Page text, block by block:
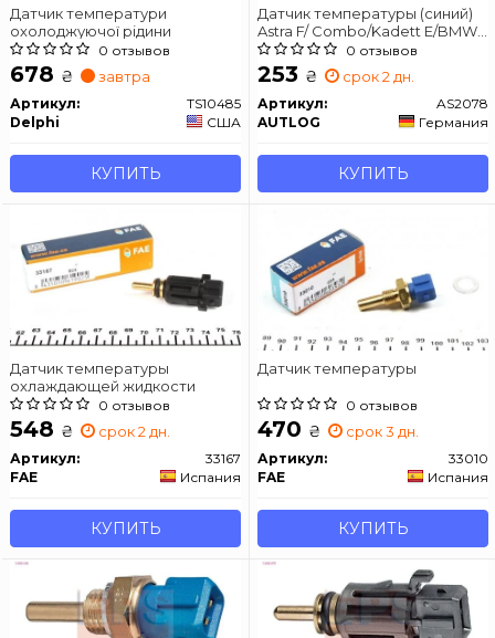
Датчик температури
охолоджуючої рідини
0 отзывов
678 ₴ завтра
Артикул:
TS10485
Delphi
США
КУПИТЬ
Датчик температуры (синий)
Astra F/ Combo/Kadett E/BMW
(E36, E34) 1.1-3.5 82-16 AUTLOG
AS2078
0 отзывов
253 ₴ срок 2 дн.
Артикул:
AS2078
AUTLOG
Германия
КУПИТЬ
Датчик температуры
охлаждающей жидкости
0 отзывов
548 ₴ срок 2 дн.
Артикул:
33167
FAE
Испания
КУПИТЬ
Датчик температуры
0 отзывов
470 ₴ срок 3 дн.
Артикул:
33010
FAE
Испания
КУПИТЬ